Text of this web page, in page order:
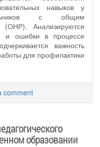
навыков у
с общим
(ОНР). Анализируются
и ошибки в процессе
важность
для профилактики
comment
образовании